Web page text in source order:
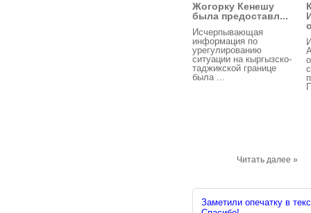
Жогорку Кенешу
была предоставл...
Исчерпывающая
информация по
урегулированию
ситуации на кыргызско-
таджикской границе
была ...
Читать далее »
Заметили опечатку в